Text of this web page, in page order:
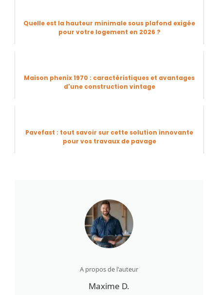
Quelle est la hauteur minimale sous plafond exigée
pour votre logement en 2026 ?
Maison phenix 1970 : caractéristiques et avantages
d'une construction vintage
Pavefast : tout savoir sur cette solution innovante
pour vos travaux de pavage
A propos de l'auteur
Maxime D.